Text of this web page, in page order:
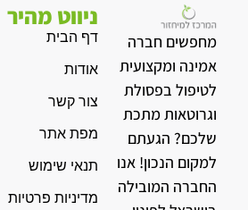
מחפשים חברה
אמינה ומקצועית
לטיפול בפסולת
וגרוטאות מתכת
שלכם? הגעתם
למקום הנכון! אנו
החברה המובילה
ניווט מהיר
דף הבית
אודות
צור קשר
מפת אתר
תנאי שימוש
מדיניות פרטיות